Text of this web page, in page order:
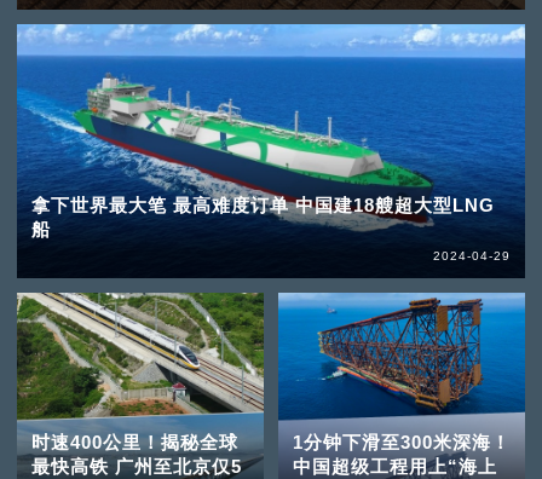
拿下世界最大笔 最高难度订单 中国建18艘超大型LNG
船
2024-04-29
时速400公里！揭秘全球
最快高铁 广州至北京仅5
1分钟下滑至300米深海！
中国超级工程用上“海上